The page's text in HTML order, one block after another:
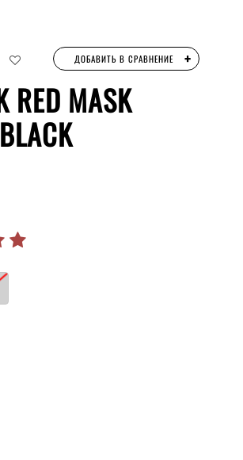
ДОБАВИТЬ В СРАВНЕНИЕ +
MASK